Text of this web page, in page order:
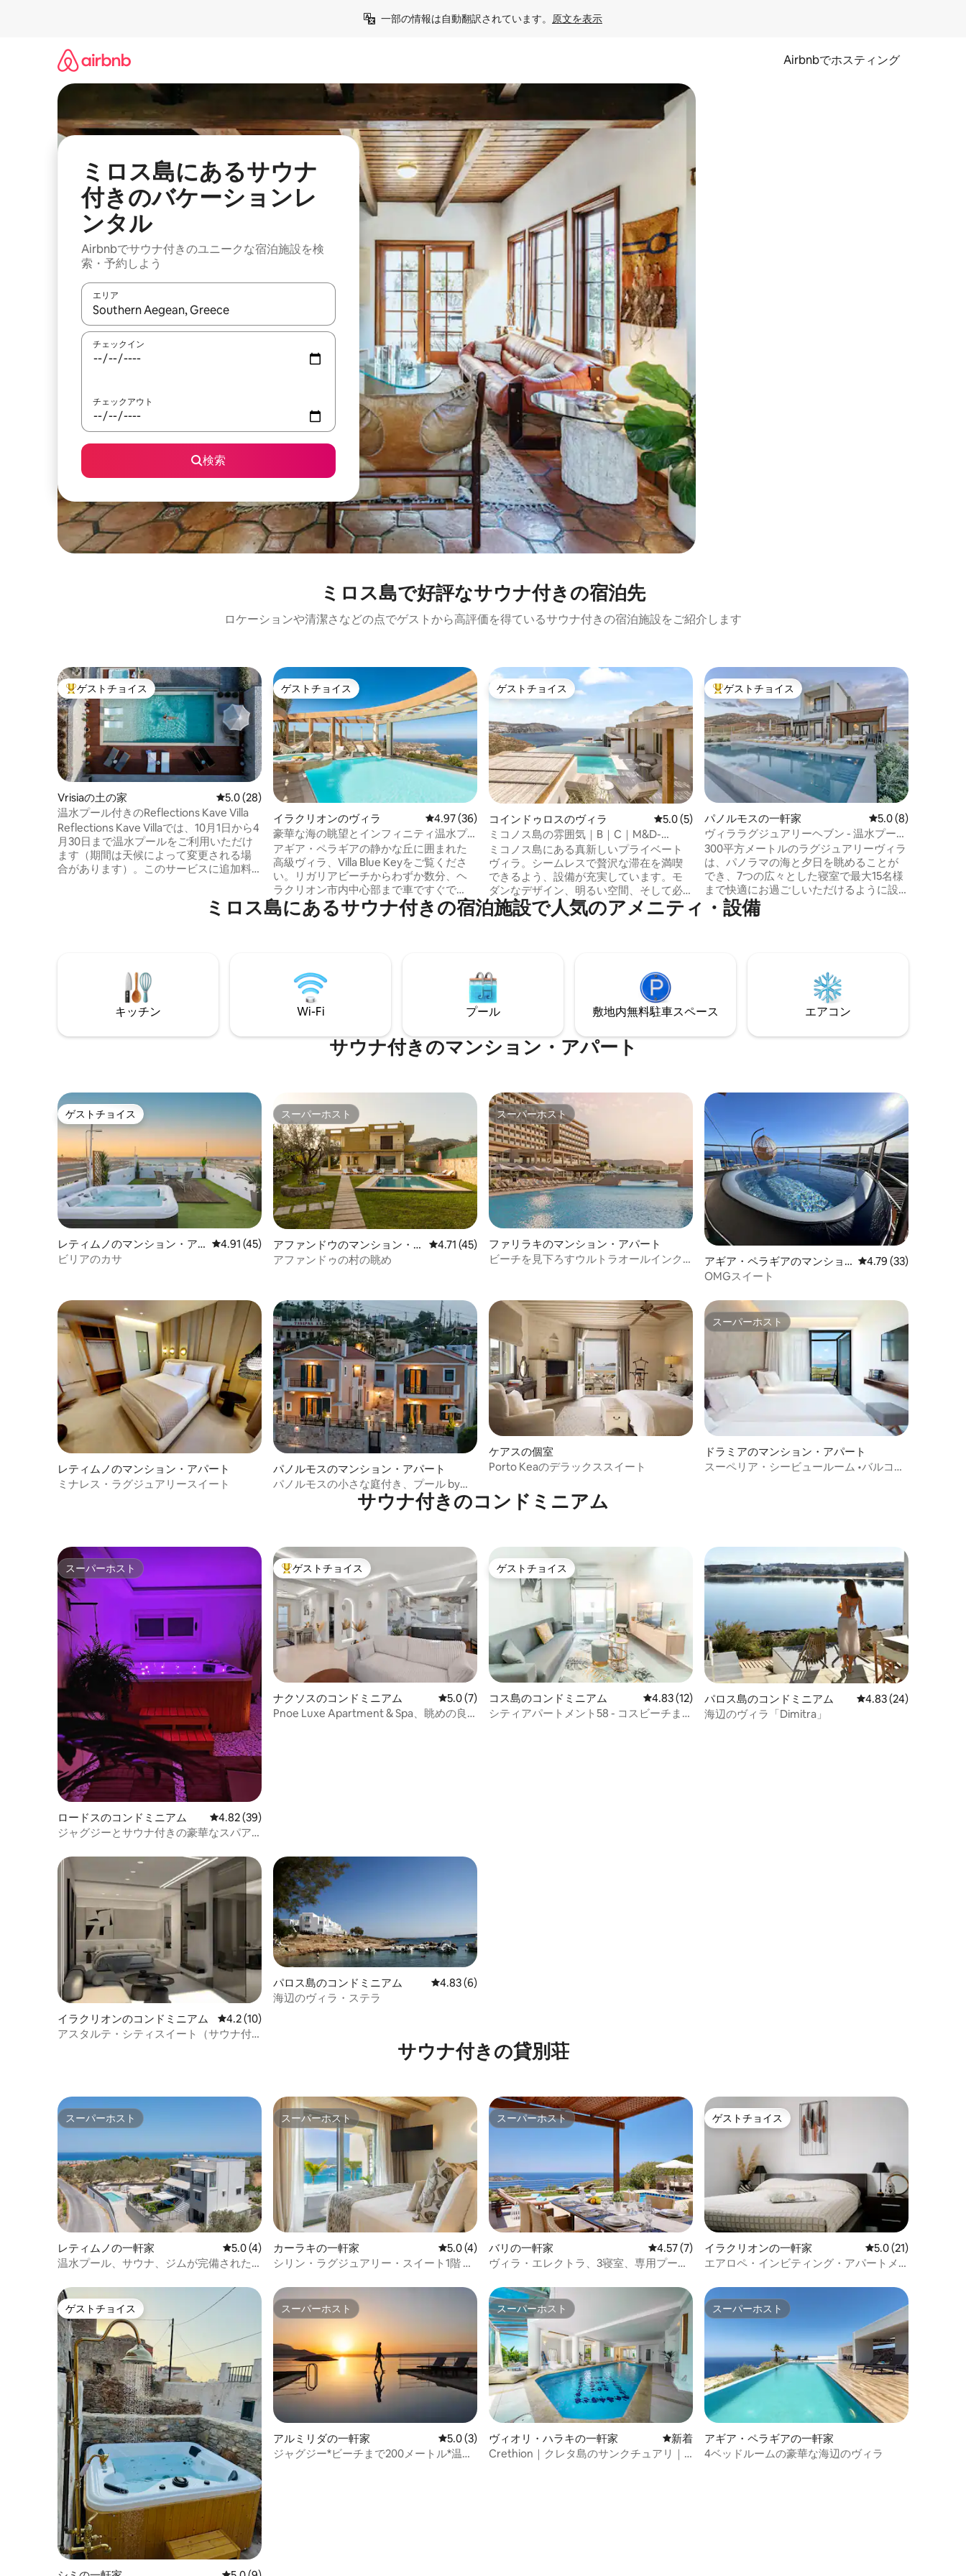
一部の情報は自動翻訳されています。 原文を表示
Airbnbでホスティング
ミロス島にあるサウナ
付きのバケーションレ
ンタル
Airbnbでサウナ付きのユニークな宿泊施設を検
索・予約しよう
エリア
検索結果が表示されたら、上下の矢印キーを使って移動するか、画面をタッチまたはスワイプして検索結果を確認することができます。
チェックイン
チェックアウト
検索
ミロス島で好評なサウナ付きの宿泊先
ロケーションや清潔さなどの点でゲストから高評価を得ているサウナ付きの宿泊施設をご紹介します
大好評のゲストチョイスです。
ゲストチョイス
Vrisiaの土の家 レビュー28件、5つ星中5.0つ星の平均評価
5.0 (28)
温水プール付きのReflections Kave Villa
Reflections Kave Villaでは、10月1日から4
月30日まで温水プールをご利用いただけ
ます（期間は天候によって変更される場
合があります）。このサービスに追加料
パエリアをご利用いただけます。このサ
と機能性の美しい組み合わせを強調し
た、インスピレーションあふれる生活空
間を創り出すモダンな住宅施設です！こ
のエコヴィラにはフラットガーデンルー
エリアには、滝のあるプールと水中ラウ
ンジチェア、ホットタブ、快適な屋外用
家具を備えたさまざまな座席エリアがあ
ります。家は石の壁に囲まれており、さ
まざまな植物や花が植えられた庭があり
ます。全体的なデザインは現代的でエレ
ガントで、魅力的で魅力的な空間になっ
ています。 モダンな家具、ミニマルなデ
ザイン、素晴らしい屋外の景色が組み合
わさったリビングとダイニングエリア
は、エレガントで魅力的な空間を作り出
しています。屋内と屋外のリビングスペ
ースがシームレスに融合し、周囲の自然
を備えた木製のダイニングテーブル、装
飾品がお部屋に洗練された雰囲気を添え
ています。リラックスしたり、ゲストを
もてなしたり、景色を楽しむのに最適な
場所です。 モダンなスパルームは、絶対
的なリラクゼーションの楽園です！ガラ
スドア付きの木製サウナが中心的存在感
を放ち、温かく魅力的な雰囲気を作り出
しています。サウナのラウンジエリア
は、心地よいサウナセッションの後にく
つろぐのに最適です。 設備が充実したモ
ダンなオープンキッチンには、天然木と
黒のアクセントが組み合わされていま
す。大きくて素晴らしい窓と装飾のディ
ニュートラルなトーンが、魅力的でリラ
ックスできる空間を作り出しています。
木製のヘッドボードと棚が温かみをプラ
スし、抽象的なアートと鉢植えが部屋に
個性と生命をもたらします。大きな木製
のスラットクローゼットのドアと、スポ
ットライトで照らされた別の鉢植えが置
かれた廊下が、全体的に現代的な美しさ
を添えています。美しく整理された空間
は、くつろぎと充電に最適です。
ゲストチョイス
ゲストチョイス
イラクリオンのヴィラ レビュー36件、5つ星中4.97つ星の平均評価
4.97 (36)
豪華な海の眺望とインフィニティ温水プ
ールを備えた物件
アギア・ペラギアの静かな丘に囲まれた
高級ヴィラ、Villa Blue Keyをご覧くださ
い。リガリアビーチからわずか数分、ヘ
ラクリオン市内中心部まで車ですぐで
す。このプライベートヴィラは最大14名
様までご宿泊いただけます。高級なアメ
グジー、サウナ、ジム •ホームシネマ、ビ
リヤード台、卓球台 •バーベキュー、ピザ
オーブン、子供用プレイグラウンド •ビー
ゲストチョイス
ゲストチョイス
コインドゥロスのヴィラ レビュー5件、5つ星中5.0つ星の平均評価
5.0 (5)
ミコノス島の雰囲気｜B｜C｜M&D-
Tilemachosプール＆ジャグジー
ミコノス島にある真新しいプライベート
ヴィラ。シームレスで贅沢な滞在を満喫
できるよう、設備が充実しています。モ
ダンなデザイン、明るい空間、そして必
要なすべての快適さ。専用のバーベキュ
ーコーナー、空と水を繋ぐ印象的なイン
するこのヴィラは、プライバシー、リラ
クゼーション、そして真のミコノス体験
をお約束します。気軽で、エレガント、
そして忘れられない体験となるでしょ
う。ミコノス島の雰囲気を探索しましょ
う。
大好評のゲストチョイスです。
ゲストチョイス
パノルモスの一軒家 レビュー8件、5つ
5.0 (8)
ヴィララグジュアリーヘブン - 温水プール
付き
300平方メートルのラグジュアリーヴィラ
は、パノラマの海と夕日を眺めることが
でき、7つの広々とした寝室で最大15名様
まで快適にお過ごしいただけるように設
計されています。最高のロケーションに
位置するこの住宅には、500平方メートル
ーチからわずか1 km、パノルモの海辺の
村から3 kmの場所にあり、国道に直接ア
クセスできるため、プライバシーとアメ
ニティ・設備へのアクセスの両方が確保
ミロス島にあるサウナ付きの宿泊施設で人気のアメニティ・設備
キッチン Wi-Fi プール 敷地内無料駐⁠車ス⁠ペ⁠ー⁠ス エアコン
サウナ付きのマンション・アパート
ゲストチョイス
ゲストチョイス
レティムノのマンション・ア
パート
レビュー45件、5つ星中4.91つ星の平均評価
4.91 (45)
ビリアのカサ
スーパーホスト
スーパーホスト
アファンドウのマンション・
アパート
レビュー45件、5つ星中4.71つ星の平均評価
4.71 (45)
アファンドゥの村の眺め
スーパーホスト
スーパーホスト
ファリラキのマンション・アパート
ビーチを見下ろすウルトラオールインク
アギア・ペラギアのマンショ
ン・アパート
レビュー33件、5つ
4.79 (33)
OMGスイート
レティムノのマンション・アパート
ミナレス・ラグジュアリースイート
パノルモスのマンション・アパート
パノルモスの小さな庭付き、プール by
ケアスの個室
Porto Keaのデラックススイート
スーパーホスト
スーパーホスト
ドラミアのマンション・アパート
スーペリア・シービュールーム •バルコニ
サウナ付きのコンドミニアム
スーパーホスト
スーパーホスト
ロードスのコンドミニアム レビュー39件、5つ星中4.82つ星の平均評価
4.82 (39)
ジャグジーとサウナ付きの豪華なスパア
大好評のゲストチョイスです。
ゲストチョイス
ナクソスのコンドミニアム レビュー7件、5つ星中5.0つ星の平均評価
5.0 (7)
Pnoe Luxe Apartment & Spa、眺めの良
ゲストチョイス
ゲストチョイス
コス島のコンドミニアム レビュー12件、5つ星中4.83つ星の平均評価
4.83 (12)
シティアパートメント58 - コスビーチまで
パロス島のコンドミニアム レビュー24件、5つ星
4.83 (24)
海辺のヴィラ「Dimitra」
イラクリオンのコンドミニアム レビュー10件、5つ星中4.2つ星の平均評価
4.2 (10)
アスタルテ・シティスイート（サウナ付
パロス島のコンドミニアム レビュー6件、5つ星中4.83つ星の平均評価
4.83 (6)
海辺のヴィラ・ステラ
サウナ付きの貸別荘
スーパーホスト
スーパーホスト
レティムノの一軒家 レビュー4件、5つ星中5.0つ星の平均評価
5.0 (4)
温水プール、サウナ、ジムが完備された
スーパーホスト
スーパーホスト
カーラキの一軒家 レビュー4件、5つ星中5.0つ星の平均評価
5.0 (4)
シリン・ラグジュアリー・スイート1階 シ
スーパーホスト
スーパーホスト
バリの一軒家 レビュー7件、5つ星中4.57つ星の平均評価
4.57 (7)
ヴィラ・エレクトラ、3寝室、専用プー
ゲストチョイス
ゲストチョイス
イラクリオンの一軒家 レビュー21件、5つ
5.0 (21)
エアロペ・インビティング・アパートメ
ゲストチョイス
ゲストチョイス スーパーホスト
スーパーホスト
アルミリダの一軒家 レビュー3件、5つ星中5.0つ星の平均評価
5.0 (3)
ジャグジー*ビーチまで200メートル*温水
スーパーホスト
スーパーホスト
ヴィオリ・ハラキの一軒家 新しい宿泊先
新着
Crethion｜クレタ島のサンクチュアリ｜
スーパーホスト
スーパーホスト
アギア・ペラギアの一軒家
4ベッドルームの豪華な海辺のヴィラ